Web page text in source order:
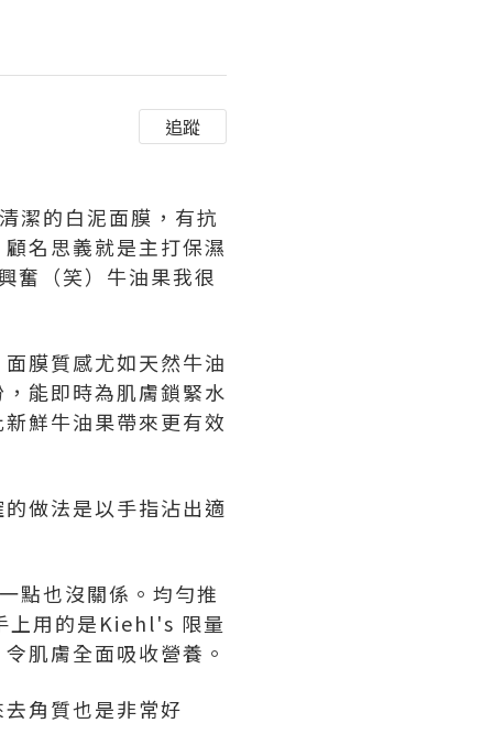
追蹤
潔的白泥面膜，有抗
名思義就是主打保濕
奮（笑）牛油果我很
膜質感尤如天然牛油
能即時為肌膚鎖緊水
鮮牛油果帶來更有效
做法是以手指沾出適
點也沒關係。均勻推
上用的是Kiehl's 限量
肌膚全面吸收營養。
角質也是非常好